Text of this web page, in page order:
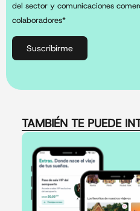
del sector y comunicaciones
colaboradores*
Suscribirme
TAMBIÉN TE PUEDE